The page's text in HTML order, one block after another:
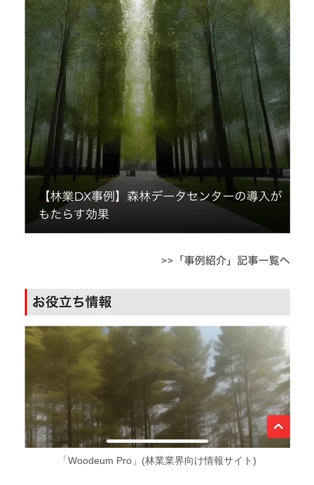
「Woodeum Pro」(林業業界向け情報サイト)